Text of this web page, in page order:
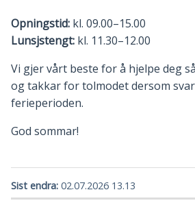
Opningstid: kl. 09.00–15.00
Lunsjstengt: kl. 11.30–12.00
Vi gjer vårt beste for å hjelpe deg
og takkar for tolmodet dersom
ferieperioden.
God sommar!
Sist endra 02.07.2026 13.13